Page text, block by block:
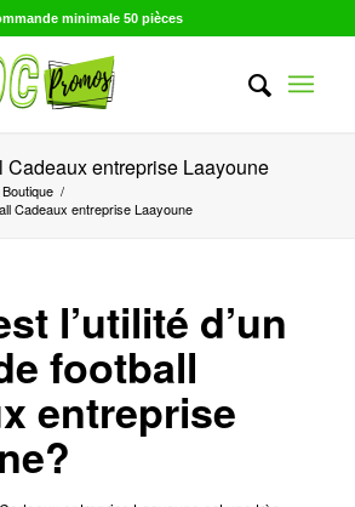
minimale 50 pièces
Cadeaux entreprise Laayoune
Boutique /
Cadeaux entreprise Laayoune
l’utilité d’un
football
entreprise